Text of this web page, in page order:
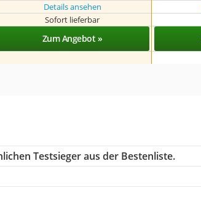
Details ansehen
Sofort lieferbar
Zum Angebot »
Testsieger aus der Bestenliste.